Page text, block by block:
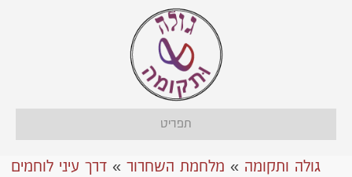
תפריט
גולה ותקומה » מלחמת השחרור » דרך עיני לוחמים